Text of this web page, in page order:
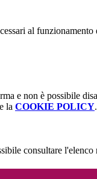
al
e non è possibile
la COOKIE POLICY.
consultare